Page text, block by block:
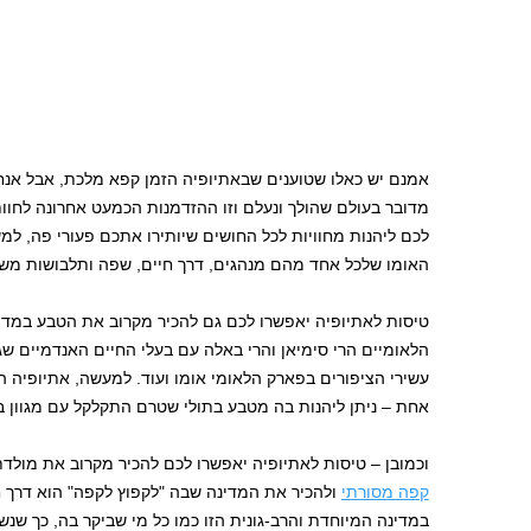
אמנם יש כאלו שטוענים שבאתיופיה הזמן קפא מלכת, אבל
מדובר בעולם שהולך ונעלם וזו ההזדמנות הכמעט אחרונה
לכם ליהנות מחוויות לכל החושים שיותירו אתכם פעורי
האומו שלכל אחד מהם מנהגים, דרך חיים, שפה ותלבושות
טיסות לאתיופיה יאפשרו לכם גם להכיר מקרוב את הטבע
הלאומיים הרי סימיאן והרי באלה עם בעלי החיים
עשירי הציפורים בפארק הלאומי אומו ועוד. למעשה, אתיופיה
אחת – ניתן ליהנות בה מטבע בתולי שטרם התקלקל עם מגוון
וכמובן – טיסות לאתיופיה יאפשרו לכם להכיר מקרוב את
קפה מסורתי ולהכיר את המדינה שבה "לקפוץ לקפה" הוא
במדינה המיוחדת והרב-גונית הזו כמו כל מי שביקר בה,